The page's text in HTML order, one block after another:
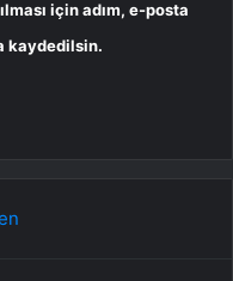
için adım, e-posta
kaydedilsin.